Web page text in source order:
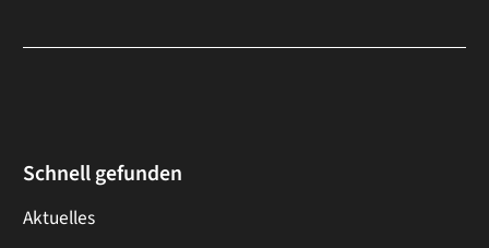
Schnell gefunden
Aktuelles